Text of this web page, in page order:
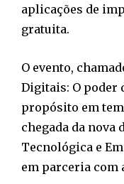
aplicações de
gratuita.
O evento,
Digitais: O poder
propósito em
chegada da
Tecnológica e
em parceria com